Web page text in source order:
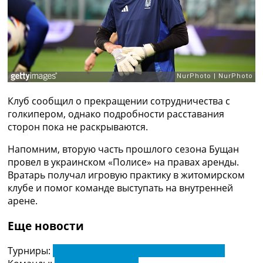
Рейтинг ФИФА
ТВ программа
RU
UA
Categories
Главная
Новости футбола
Видео
Новости футбола Украины
Последние комментарии
Конкурс прогнозов
Логин
Правила
Коллективный прогноз
Турниры
Чемпионат Мира
Клуб сообщил о прекращении сотрудничества с
голкипером, однако подробности расставания
сторон пока не раскрываются.
Напомним, вторую часть прошлого сезона Бущан
провел в украинском «Полисе» на правах аренды.
Вратарь получал игровую практику в житомирском
клубе и помог команде выступать на внутренней
арене.
Еще новости
Турниры: